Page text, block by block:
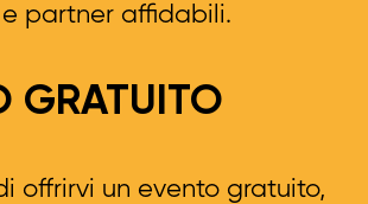
partner affidabili.
GRATUITO
offrirvi un evento gratuito,